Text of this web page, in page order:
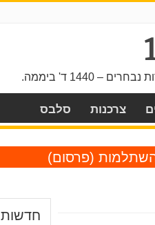
1440 ד' ביממה.
צרכנות סלבס
(פרסום)
חדשות